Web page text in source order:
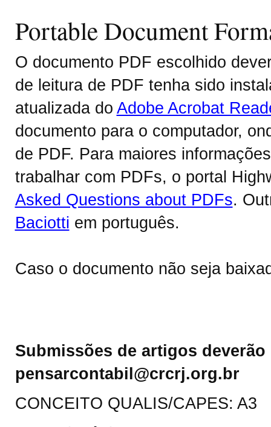
Portable Document
O documento PDF escolhido
de leitura de PDF tenha sido
atualizada do Adobe Acrobat
documento para o computador,
de PDF. Para maiores
trabalhar com PDFs, o portal
Asked Questions about PDFs.
Baciotti em português.
Caso o documento não seja
Submissões de artigos
pensarcontabil@crcrj.org.br
CONCEITO QUALIS/CAPES: A3